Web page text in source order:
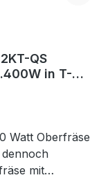
QS
in T-
Watt Oberfräse
mit